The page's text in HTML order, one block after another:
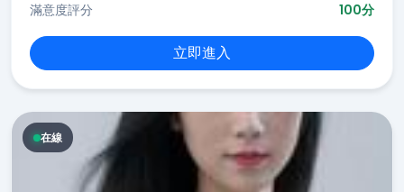
滿意度評分
100分
立即進入
在線